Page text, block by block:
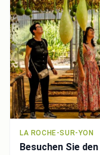
LA ROCHE-SUR-YON
Besuchen Sie